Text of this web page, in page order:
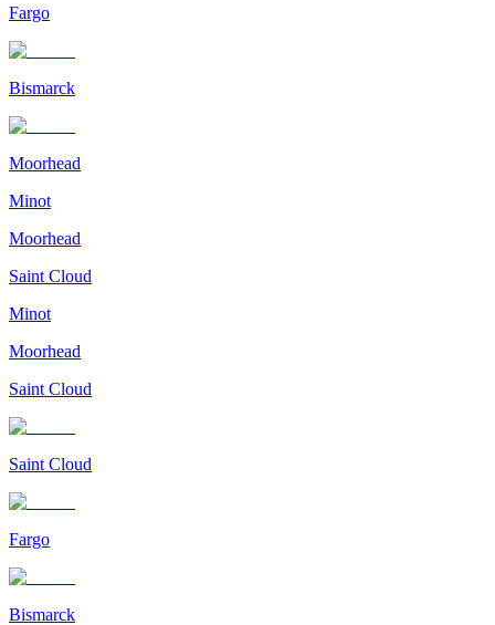
Fargo
Bismarck
Moorhead
Minot
Moorhead
Saint Cloud
Minot
Moorhead
Saint Cloud
Saint Cloud
Fargo
Bismarck